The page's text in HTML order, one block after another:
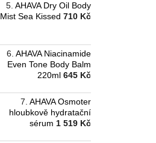
AHAVA Dry Oil Body
Mist Sea Kissed 710 Kč
AHAVA Niacinamide
Even Tone Body Balm
220ml 645 Kč
AHAVA Osmoter
hloubkově hydratační
sérum 1 519 Kč